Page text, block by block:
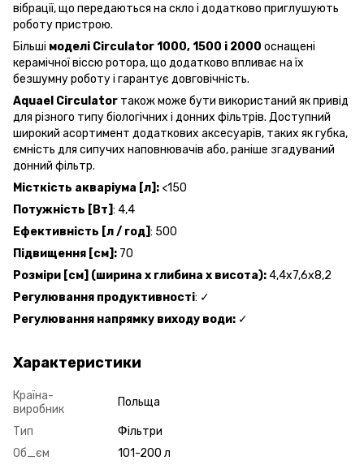
вібрації, що передаються на скло і додатково приглушують
роботу пристрою.
Більші моделі Circulator 1000, 1500 і 2000 оснащені
керамічної віссю ротора, що додатково впливає на їх
безшумну роботу і гарантує довговічність.
Aquael Circulator також може бути використаний як привід
для різного типу біологічних і донних фільтрів. Доступний
широкий асортимент додаткових аксесуарів, таких як губка,
ємність для сипучих наповнювачів або, раніше згадуваний
донний фільтр.
Місткість акваріума [л]: <150
Потужність [Вт]: 4,4
Ефективність [л / год]: 500
Підвищення [см]: 70
Розміри [см] (ширина х глибина х висота):4,4x7,6x8,2
Регулювання продуктивності: ✓
Регулювання напрямку виходу води: ✓
Характеристики
Країна-
виробник
Польща
Тип
Фільтри
Об_єм
101-200 л